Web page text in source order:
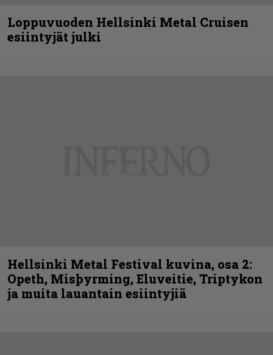
Loppuvuoden Hellsinki Metal Cruisen
esiintyjät julki
Hellsinki Metal Festival kuvina, osa 2:
Opeth, Misþyrming, Eluveitie, Triptykon
ja muita lauantain esiintyjiä